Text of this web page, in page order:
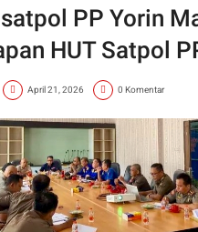
PP Yorin
HUT Satpol
April 21, 2026 0 Komentar